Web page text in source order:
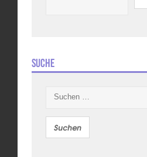
Suche
nach: